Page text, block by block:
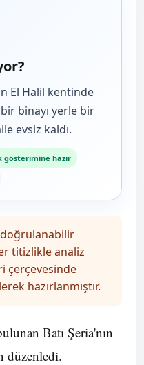
El Halil kentinde
binayı yerle bir
evsiz kaldı.
gösterimine hazır
titizlikle analiz
çerçevesinde
hazırlanmıştır.
Batı Şeria'nın
düzenledi.